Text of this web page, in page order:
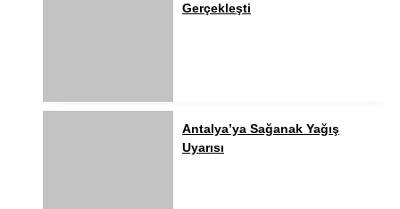
Gerçekleşti
Antalya’ya Sağanak Yağış
Uyarısı